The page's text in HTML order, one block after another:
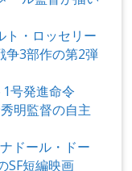
ト・ロッセリー
争3部作の第2弾
号発進命令
明監督の自主
ドール・ドー
SF短編映画